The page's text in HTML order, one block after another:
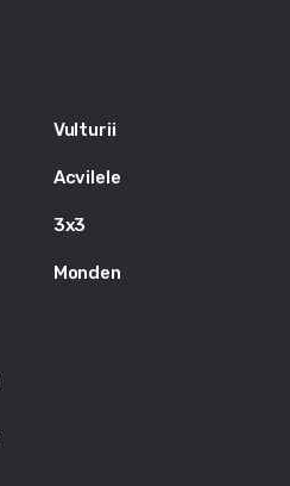
Vulturii
Acvilele
3x3
Monden